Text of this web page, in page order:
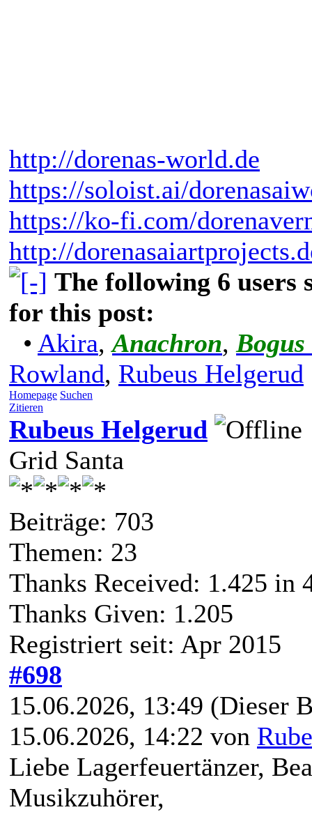
http://dorenas-world.de
https://soloist.ai/
https://ko-fi.com/
http://
The following 6 users
for this post:
• Akira,Anachron,
Rowland, Rubeus Helgerud
Homepage Suchen
Zitieren
Rubeus Helgerud
Grid Santa
Beiträge: 703
Themen: 23
Thanks Received: 1.425 in
Thanks Given: 1.205
Registriert seit: Apr 2015
#698
15.06.2026, 13:49 (Dieser
15.06.2026, 14:22 von
Liebe Lagerfeuertänzer,
Musikzuhörer,